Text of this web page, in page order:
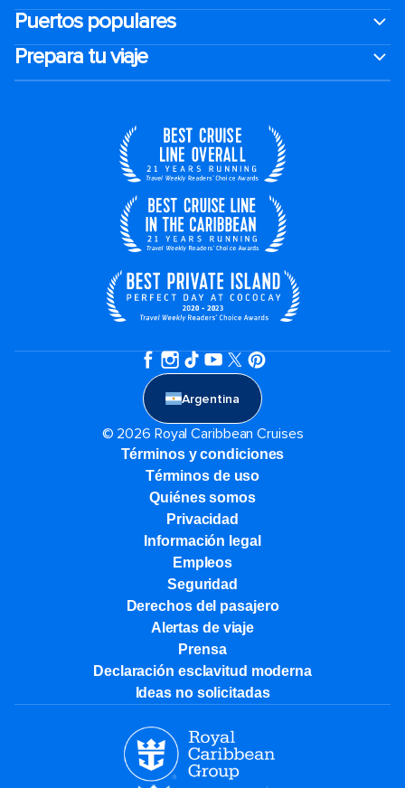
Puertos populares
Prepara tu viaje
Argentina
© 2026 Royal Caribbean Cruises
Términos y condiciones
Términos de uso
Quiénes somos
Privacidad
Información legal
Empleos
Seguridad
Derechos del pasajero
Alertas de viaje
Prensa
Declaración esclavitud moderna
Ideas no solicitadas